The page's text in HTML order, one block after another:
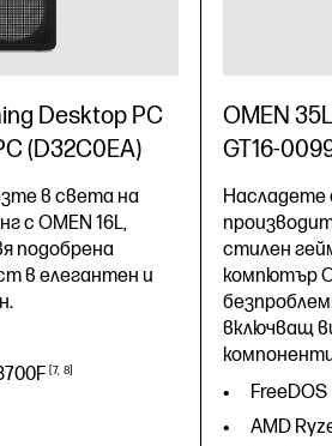
Desktop PC
(D32C0EA)
в света на
с OMEN 16L,
подобрена
в елегантен и
7 8
OMEN
GT16-
Насладете
стилен
компютър
включващ
FreeDOS
AMD